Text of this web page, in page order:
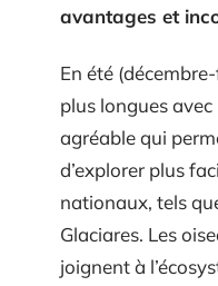
avantages et
En été
plus longues
agréable qui
d’explorer plus
nationaux, tels
Glaciares. Les
joignent à